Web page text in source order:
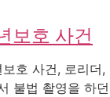
보호 사건
호 사건, 로리더,
불법 촬영을 하던